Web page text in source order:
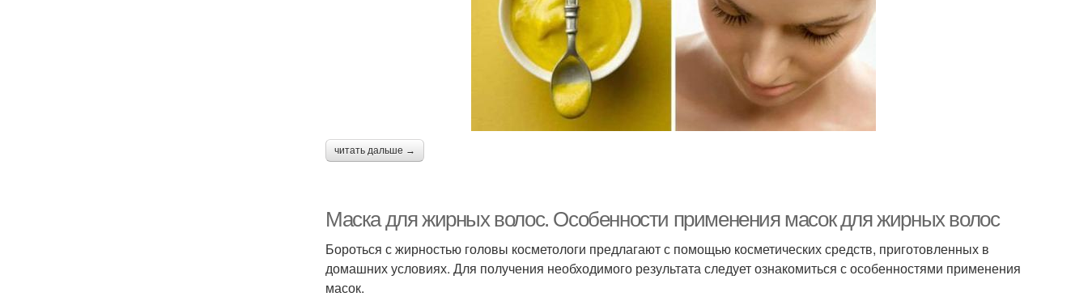
читать дальше →
Маска для жирных волос. Особенности применения масок для жирных волос
Бороться с жирностью головы косметологи предлагают с помощью косметических средств, приготовленных в
домашних условиях. Для получения необходимого результата следует ознакомиться с особенностями применения
масок.